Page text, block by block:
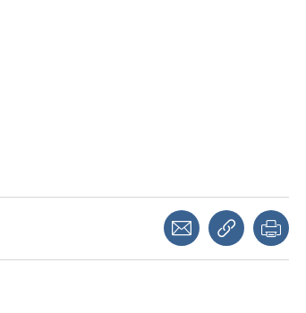
Dela via mejlKopiera länk